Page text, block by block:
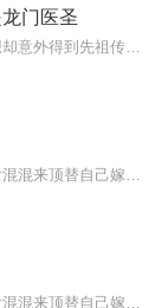
门医圣